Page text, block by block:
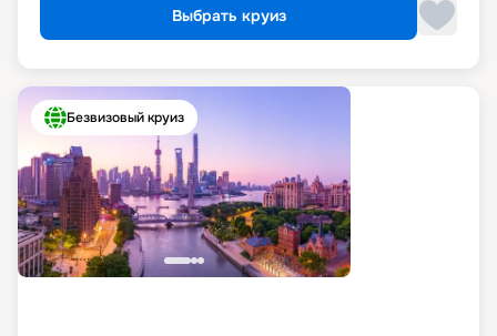
Выбрать круиз
Безвизовый круиз